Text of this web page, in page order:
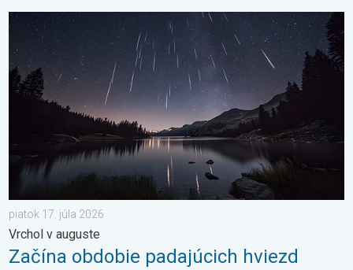
Začína obdobie padajúcich hviezd. Vrchol v auguste. . .
piatok 17. júla 2026
Vrchol v auguste
Začína obdobie padajúcich hviezd